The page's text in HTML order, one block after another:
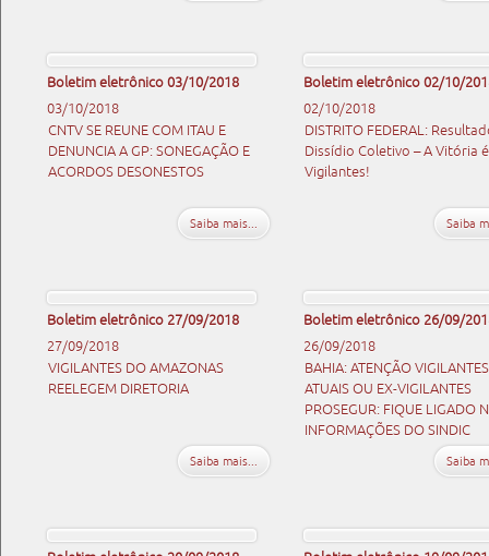
Boletim eletrônico 03/10/2018
03/10/2018
CNTV SE REUNE COM ITAU E
DENUNCIA A GP: SONEGAÇÃO E
ACORDOS DESONESTOS
Saiba mais...
Boletim eletrônico 02/10/
02/10/2018
DISTRITO FEDERAL:
Dissídio Coletivo – A Vitória
Vigilantes!
Saiba
Boletim eletrônico 27/09/2018
27/09/2018
VIGILANTES DO AMAZONAS
REELEGEM DIRETORIA
Saiba mais...
Boletim eletrônico 26/09/
26/09/2018
BAHIA: ATENÇÃO VIGILANTES
ATUAIS OU EX-VIGILANTES
PROSEGUR: FIQUE LIGADO
INFORMAÇÕES DO SINDIC
Saiba